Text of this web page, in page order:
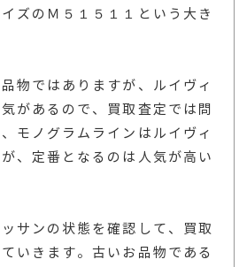
ズのＭ５１５１１という大き
物ではありますが、ルイヴィ
があるので、買取査定では問
モノグラムラインはルイヴィ
、定番となるのは人気が高い
サンの状態を確認して、買取
いきます。古いお品物である